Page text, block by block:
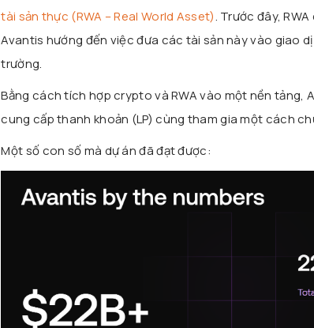
tài sản thực (RWA – Real World Asset). Trước đây,
Avantis hướng đến việc đưa các tài sản này vào giao
trường.
Bằng cách tích hợp crypto và RWA vào một nền tảng,
cung cấp thanh khoản (LP) cùng tham gia một cách
Một số con số mà dự án đã đạt được: